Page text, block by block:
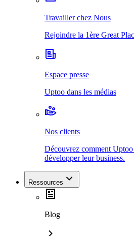
Travailler chez Nous
Rejoindre la 1ère Great
Espace presse
Uptoo dans les médias
Nos clients
Découvrez comment Uptoo
développer leur business.
Ressources
Blog